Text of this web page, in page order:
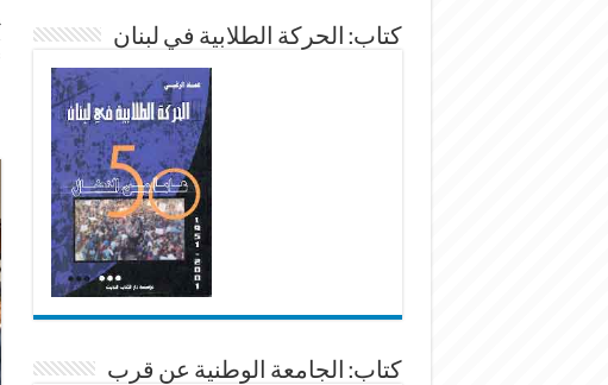
كتاب: الحركة الطلابية في لبنان
كتاب: الجامعة الوطنية عن قرب